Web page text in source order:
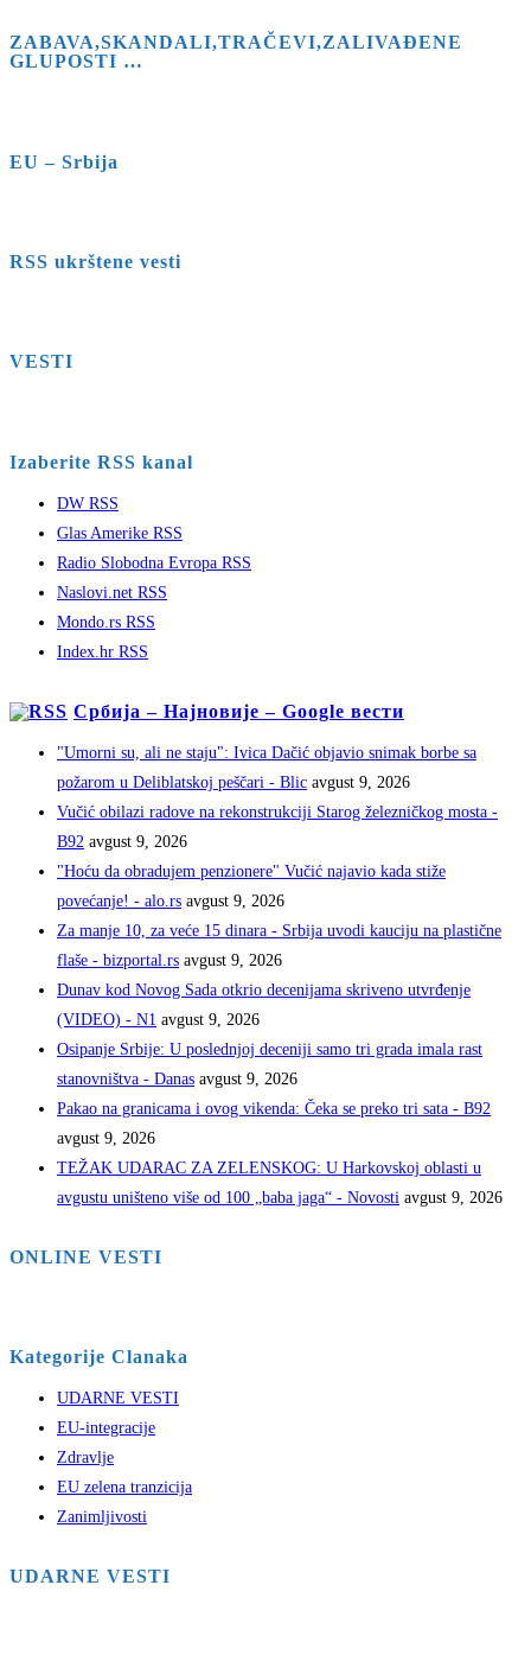
ZABAVA,SKANDALI,TRAČEVI,ZALIVAĐENE
GLUPOSTI …
EU – Srbija
RSS ukrštene vesti
VESTI
Izaberite RSS kanal
DW RSS
Glas Amerike RSS
Radio Slobodna Evropa RSS
Naslovi.net RSS
Mondo.rs RSS
Index.hr RSS
Србија – Најновије – Google вести
"Umorni su, ali ne staju": Ivica Dačić objavio snimak borbe sa
požarom u Deliblatskoj peščari - Blic avgust 9, 2026
Vučić obilazi radove na rekonstrukciji Starog železničkog mosta -
B92 avgust 9, 2026
"Hoću da obradujem penzionere" Vučić najavio kada stiže
povećanje! - alo.rs avgust 9, 2026
Za manje 10, za veće 15 dinara - Srbija uvodi kauciju na plastične
flaše - bizportal.rs avgust 9, 2026
Dunav kod Novog Sada otkrio decenijama skriveno utvrđenje
(VIDEO) - N1 avgust 9, 2026
Osipanje Srbije: U poslednjoj deceniji samo tri grada imala rast
stanovništva - Danas avgust 9, 2026
Pakao na granicama i ovog vikenda: Čeka se preko tri sata - B92
avgust 9, 2026
TEŽAK UDARAC ZA ZELENSKOG: U Harkovskoj oblasti u
avgustu uništeno više od 100 „baba jaga“ - Novosti avgust 9, 2026
ONLINE VESTI
Kategorije Clanaka
UDARNE VESTI
EU-integracije
Zdravlje
EU zelena tranzicija
Zanimljivosti
UDARNE VESTI